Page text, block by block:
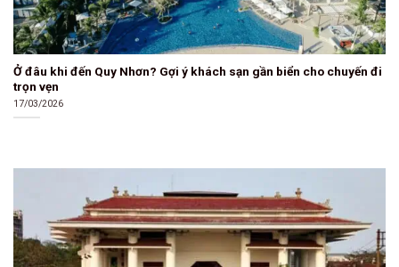
Ở đâu khi đến Quy Nhơn? Gợi ý khách sạn gần biển cho chuyến đi
trọn vẹn
17/03/2026